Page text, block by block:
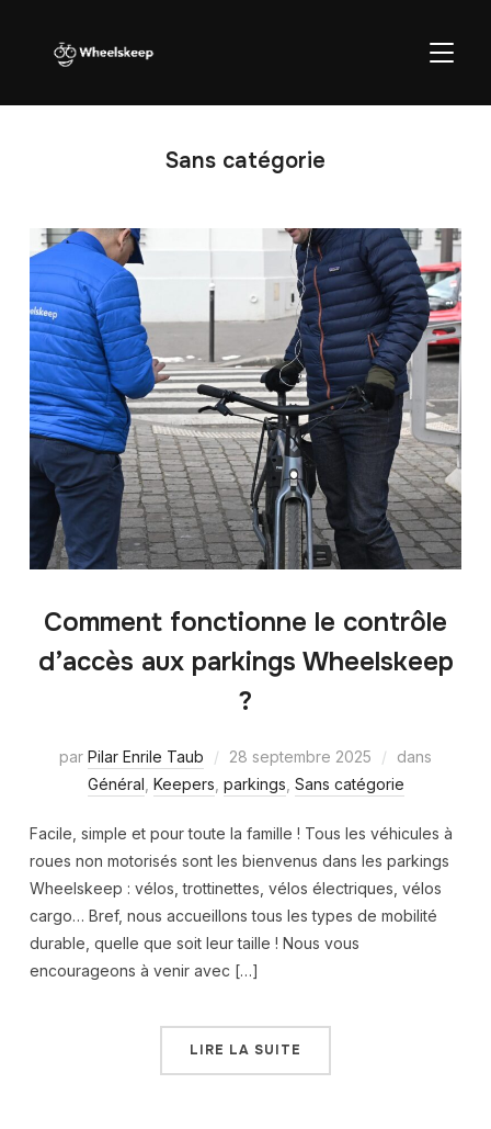
Sans catégorie
Comment fonctionne le contrôle
d’accès aux parkings Wheelskeep
?
par Pilar Enrile Taub 28 septembre 2025
dans
Général Keepers parkings Sans catégorie
Facile, simple et pour toute la famille ! Tous les véhicules à
roues non motorisés sont les bienvenus dans les parkings
Wheelskeep : vélos, trottinettes, vélos électriques, vélos
cargo… Bref, nous accueillons tous les types de mobilité
durable, quelle que soit leur taille ! Nous vous
encourageons à venir avec […]
LIRE LA SUITE